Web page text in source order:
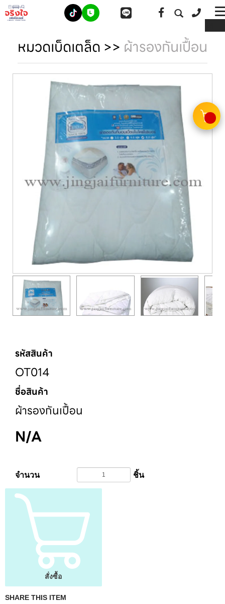
หมวดเบ็ดเตล็ด >> ผ้ารองกันเปื้อน
รหัสสินค้า
OT014
ชื่อสินค้า
ผ้ารองกันเปื้อน
N/A
จำนวน ชิ้น
สั่งซื้อ
SHARE THIS ITEM